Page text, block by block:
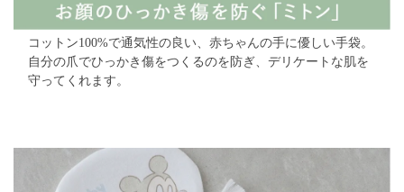
コットン100%で通気性の良い、赤ちゃんの手に優しい手袋。
自分の爪でひっかき傷をつくるのを防ぎ、デリケートな肌を
守ってくれます。